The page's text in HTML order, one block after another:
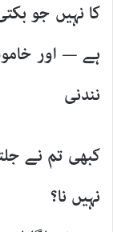
کا نہیں جو
ہے — اور
نندنی
کبھی تم نے
نہیں نا؟